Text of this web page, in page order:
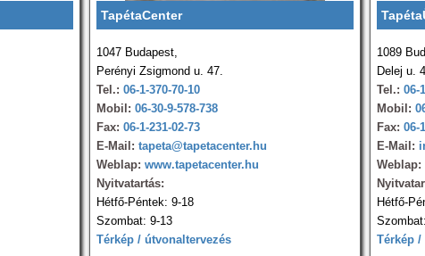
TapétaCenter
1047 Budapest,
Perényi Zsigmond u. 47.
Tel.: 06-1-370-70-10
Mobil: 06-30-9-578-738
Fax: 06-1-231-02-73
E-Mail: tapeta@tapetacenter.hu
Weblap: www.tapetacenter.hu
Nyitvatartás:
Hétfő-Péntek: 9-18
Szombat: 9-13
Térkép / útvonaltervezés
1089
Delej u.
Tel.: 06-
Mobil:
Fax: 06-
E-Mail:
Weblap:
Hétfő-
Térkép /